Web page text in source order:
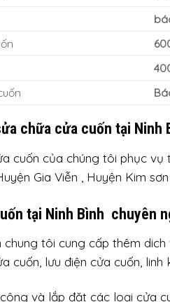
chữa cửa cuốn tại Ninh
cuốn của chúng tôi phục vụ
Gia Viễn , Huyện Kim
tại Ninh Bình chuyên
chung tôi cung cấp thêm
cuốn, lưu điện cửa cuốn, linh
và lắp đặt các loại cửa